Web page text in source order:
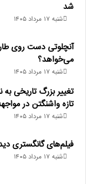
شد
شنبه ۱۷ مرداد ۱۴۰۵
آنچلوتی دست روی
می‌خواهد؟
شنبه ۱۷ مرداد ۱۴۰۵
تغییر بزرگ تاریخی
تازه واشنگتن در
شنبه ۱۷ مرداد ۱۴۰۵
فیلم‌های گانگستری
شنبه ۱۷ مرداد ۱۴۰۵